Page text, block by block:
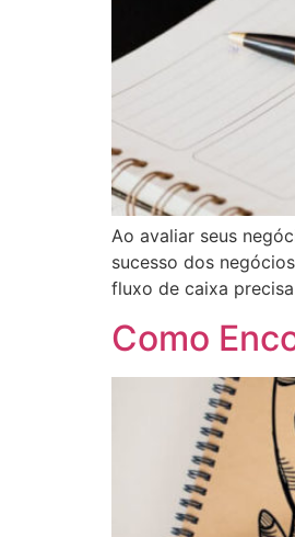
Ao avaliar seus
sucesso dos
fluxo de caixa
Como